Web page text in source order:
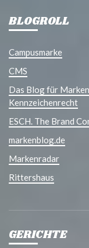
BLOGROLL
Campusmarke
CMS
Das Blog für
Kennzeichenrecht
ESCH. The Brand
markenblog.de
Markenradar
Rittershaus
GERICHTE